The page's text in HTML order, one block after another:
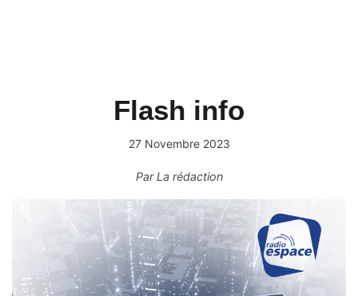
Flash info
27 Novembre 2023
ParLa rédaction